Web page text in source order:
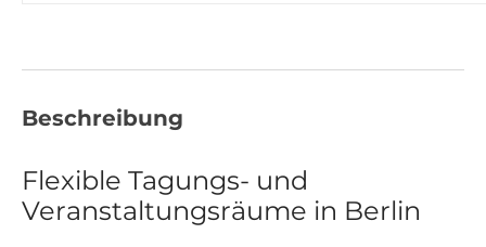
Beschreibung
Flexible Tagungs- und
Veranstaltungsräume in Berlin